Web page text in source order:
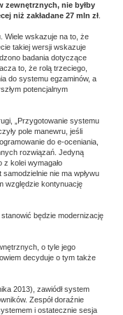
zewnętrznych, nie byłby
niż zakładane 27 mln zł
Wiele wskazuje na to, że
takiej wersji wskazuje
badania dotyczące
to, że rolą trzeciego,
do systemu egzaminów, a
potencjalnym
„Przygotowanie systemu
pole manewru, jeśli
do e-oceniania,
rozwiązań. Jedyną
kolei wymagało
nie ma wpływu
względzie kontynuację
będzie modernizację
o tyle jego
decyduje o tym także
2013), zawiódł system
Zespół doraźnie
i ostatecznie sesja